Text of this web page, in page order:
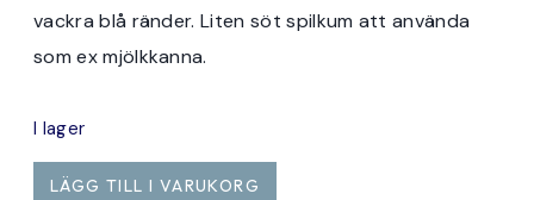
vackra blå ränder. Liten söt spilkum att använda
som ex mjölkkanna.
I lager
mini
LÄGG TILL I VARUKORG